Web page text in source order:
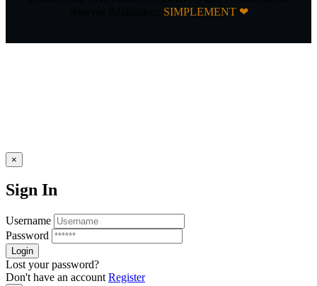
SIMPLEMENT ❤
×
Sign In
Username
Password
Lost your password?
Don't have an account Register